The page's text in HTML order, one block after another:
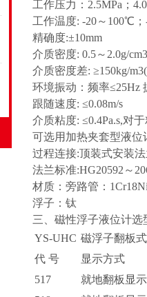
工作压力：2.5MPa；
工作温度: -20～100℃
精确度:±10mm
介质密度: 0.5～2.0g/cm3
介质密度差: ≥150kg/
环境振动：频率≤25Hz
跟随速度: ≤0.08m/s
介质粘度: ≤0.4Pa.s,对
可选用加热夹套型液位
过程连接:顶装式安装
法兰标准:HG20592～
材质：旁路管：
浮子：钛
三、磁性浮子液位计选
YS-UHC 磁浮子翻板
代 号
显示方式
517
就地翻板显示